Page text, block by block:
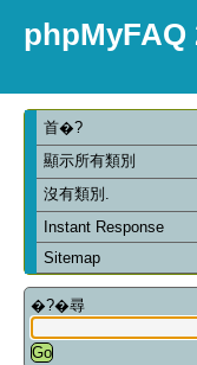
phpMyFAQ
首�?
顯示所有類別
沒有類別.
Instant Response
Sitemap
�?�尋